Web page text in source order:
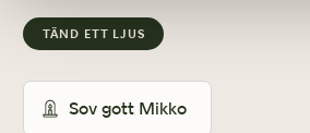
TÄND ETT LJUS
Sov gott Mikko